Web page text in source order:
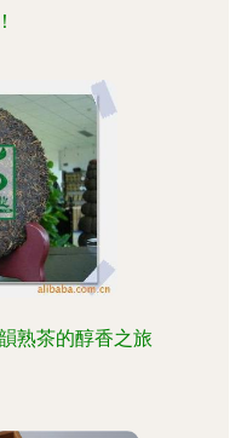
熟茶的醇香之旅